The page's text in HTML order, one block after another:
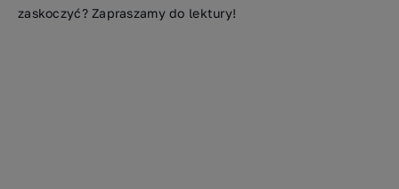
zaskoczyć? Zapraszamy do lektury!